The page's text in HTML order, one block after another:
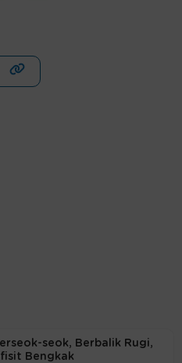
seok, Berbalik Rugi,
Bengkak